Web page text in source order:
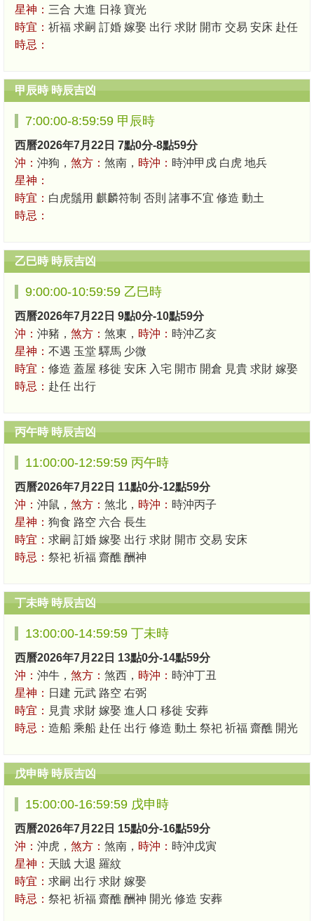
星神： 三合 大進 日祿 寶光
時宜： 祈福 求嗣 訂婚 嫁娶 出行 求財 開市 交易 安床 赴任
時忌：
甲辰時 時辰吉凶
7:00:00-8:59:59 甲辰時
西曆2026年7月22日 7點0分-8點59分
沖： 沖狗， 煞方： 煞南， 時沖： 時沖甲戍 白虎 地兵
星神：
時宜： 白虎鬚用 麒麟符制 否則 諸事不宜 修造 動土
時忌：
乙巳時 時辰吉凶
9:00:00-10:59:59 乙巳時
西曆2026年7月22日 9點0分-10點59分
沖： 沖豬， 煞方： 煞東， 時沖： 時沖乙亥
星神： 不遇 玉堂 驛馬 少微
時宜： 修造 蓋屋 移徙 安床 入宅 開市 開倉 見貴 求財 嫁娶
時忌： 赴任 出行
丙午時 時辰吉凶
11:00:00-12:59:59 丙午時
西曆2026年7月22日 11點0分-12點59分
沖： 沖鼠， 煞方： 煞北， 時沖： 時沖丙子
星神： 狗食 路空 六合 長生
時宜： 求嗣 訂婚 嫁娶 出行 求財 開市 交易 安床
時忌： 祭祀 祈福 齋醮 酬神
丁未時 時辰吉凶
13:00:00-14:59:59 丁未時
西曆2026年7月22日 13點0分-14點59分
沖： 沖牛， 煞方： 煞西， 時沖： 時沖丁丑
星神： 日建 元武 路空 右弼
時宜： 見貴 求財 嫁娶 進人口 移徙 安葬
時忌： 造船 乘船 赴任 出行 修造 動土 祭祀 祈福 齋醮 開光
戊申時 時辰吉凶
15:00:00-16:59:59 戊申時
西曆2026年7月22日 15點0分-16點59分
沖： 沖虎， 煞方： 煞南， 時沖： 時沖戊寅
星神： 天賊 大退 羅紋
時宜： 求嗣 出行 求財 嫁娶
時忌： 祭祀 祈福 齋醮 酬神 開光 修造 安葬